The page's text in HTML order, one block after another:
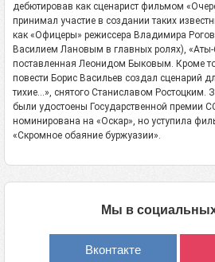
дебютировав как сценарист фильмом
принимал участие в создании таких
как «Офицеры» режиссера Владимира
Василием Лановым в главных ролях),
поставленная Леонидом Быковым. Кроме
повести Борис Васильев создал сценарий
тихие…», снятого Станиславом Ростоцким.
были удостоены Государственной премии
номинирована на «Оскар», но уступила
«Скромное обаяние буржуазии».
Мы в
Вконтакте